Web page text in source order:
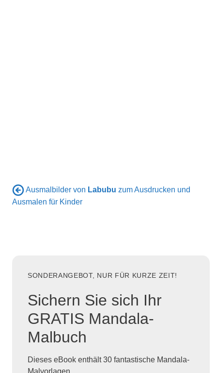
Ausmalbilder von Labubu zum Ausdrucken und
Ausmalen für Kinder
SONDERANGEBOT, NUR FÜR KURZE ZEIT!
Sichern Sie sich Ihr
GRATIS Mandala-
Malbuch
Dieses eBook enthält 30 fantastische Mandala-
Malvorlagen